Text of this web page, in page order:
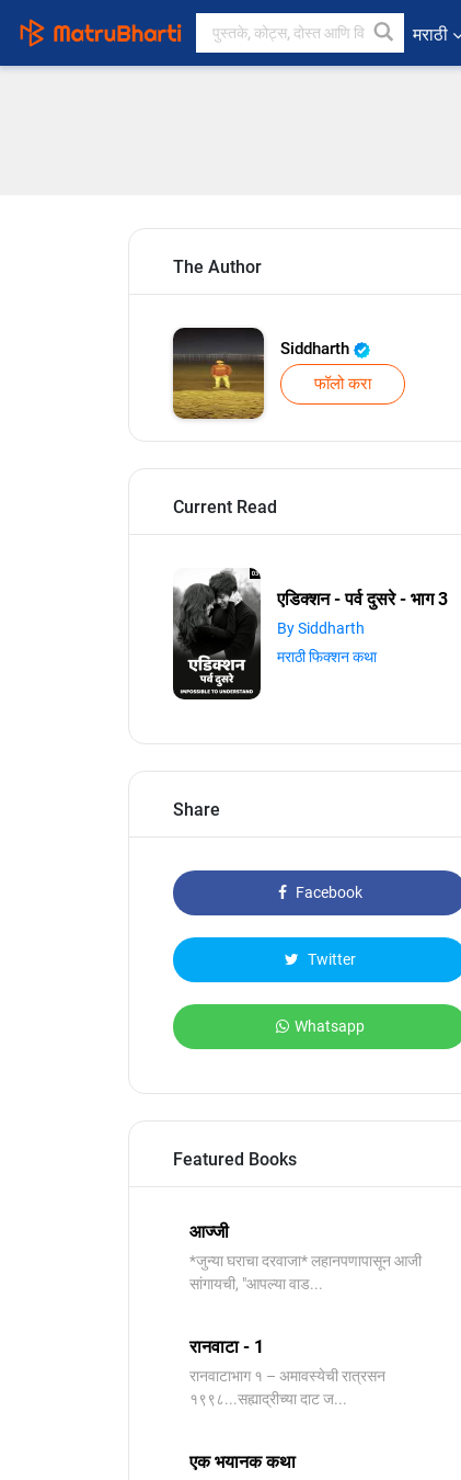
मराठी
The Author
Siddharth
फॉलो करा
Current Read
एडिक्शन - पर्व दुसरे - भाग 3
By Siddharth
मराठी फिक्शन कथा
Share
Facebook
Twitter
Whatsapp
Featured Books
आज्जी
*जुन्या घराचा दरवाजा* लहानपणापासून आजी
सांगायची, "आपल्या वाड...
रानवाटा - 1
रानवाटाभाग १ – अमावस्येची रात्रसन
१९९८...सह्याद्रीच्या दाट ज...
एक भयानक कथा